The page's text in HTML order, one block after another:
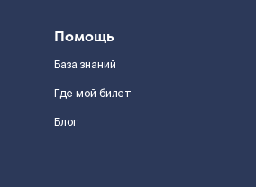
Помощь
База знаний
Где мой билет
Блог